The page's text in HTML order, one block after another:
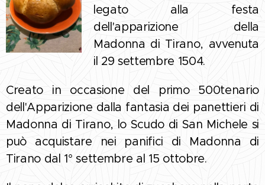
legato alla festa
dell'apparizione della
Madonna di Tirano, avvenuta
il 29 settembre 1504.
Creato in occasione del primo 500tenario
dell'Apparizione dalla fantasia dei panettieri di
Madonna di Tirano, lo Scudo di San Michele si
può acquistare nei panifici di Madonna di
Tirano dal 1° settembre al 15 ottobre.